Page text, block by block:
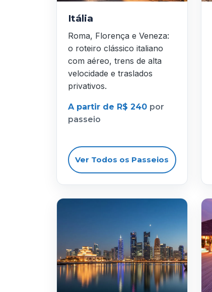
Itália
Roma, Florença e Veneza:
o roteiro clássico italiano
com aéreo, trens de alta
velocidade e traslados
privativos.
A partir de R$ 240 por
passeio
Ver Todos os Passeios